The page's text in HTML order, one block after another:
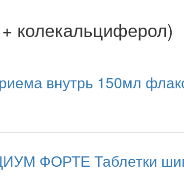
колекальциферол)
внутрь 150мл
ФОРТЕ Таблетки